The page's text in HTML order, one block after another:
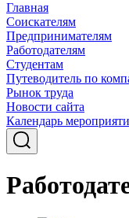
Главная
Соискателям
Предпринимателям
Работодателям
Студентам
Путеводитель по
Рынок труда
Новости сайта
Календарь